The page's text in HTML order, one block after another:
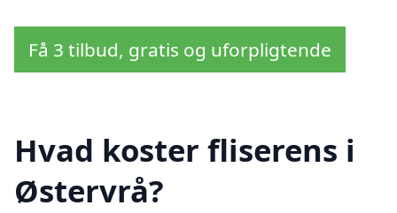
Få 3 tilbud, gratis og uforpligtende
Hvad koster fliserens i
Østervrå?